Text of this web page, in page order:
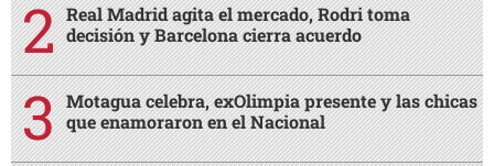
Real Madrid agita el mercado, Rodri toma
decisión y Barcelona cierra acuerdo
Motagua celebra, exOlimpia presente y las chicas
que enamoraron en el Nacional